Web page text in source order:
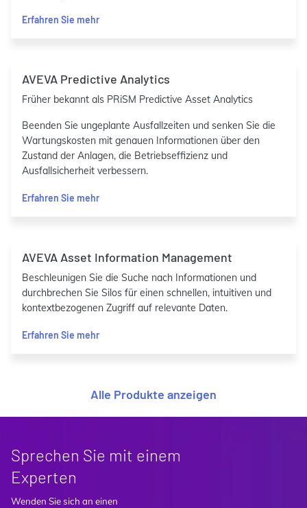
Erfahren Sie mehr
AVEVA Predictive Analytics
Früher bekannt als PRiSM Predictive Asset Analytics
Beenden Sie ungeplante Ausfallzeiten und senken Sie die
Wartungskosten mit genauen Informationen über den
Zustand der Anlagen, die Betriebseffizienz und
Ausfallsicherheit verbessern.
Erfahren Sie mehr
AVEVA Asset Information Management
Beschleunigen Sie die Suche nach Informationen und
durchbrechen Sie Silos für einen schnellen, intuitiven und
kontextbezogenen Zugriff auf relevante Daten.
Erfahren Sie mehr
Alle Produkte anzeigen
Sprechen Sie mit einem
Experten
Wenden Sie sich an einen